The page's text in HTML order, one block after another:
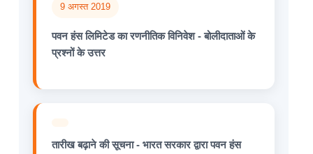
9 अगस्त 2019
पवन हंस लिमिटेड का रणनीतिक विनिवेश - बोलीदाताओं के
प्रश्नों के उत्तर
तारीख बढ़ाने की सूचना - भारत सरकार द्वारा पवन हंस